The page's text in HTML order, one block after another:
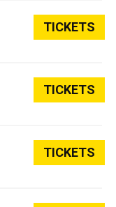
TICKETS
TICKETS
TICKETS